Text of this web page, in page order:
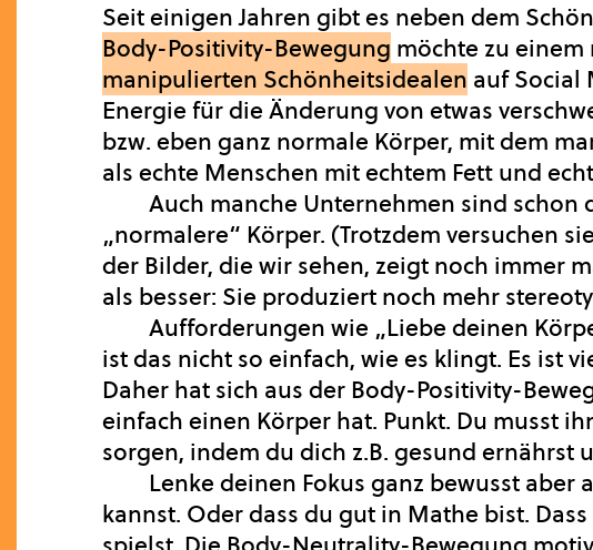
Seit einigen Jahren gibt es neben dem
Body-Positivity-Bewegung möchte zu
manipulierten Schönheitsidealen auf Social
Energie für die Änderung von etwas
bzw. eben ganz normale Körper, mit dem
als echte Menschen mit echtem Fett und
Auch manche Unternehmen sind
„normalere“ Körper. (Trotzdem versuchen
der Bilder, die wir sehen, zeigt noch immer
als besser: Sie produziert noch mehr
Aufforderungen wie „Liebe deinen
ist das nicht so einfach, wie es klingt. Es ist
Daher hat sich aus der Body-Positivity-
einfach einen Körper hat. Punkt. Du musst
sorgen, indem du dich z.B. gesund ernährst
Lenke deinen Fokus ganz bewusst aber
kannst. Oder dass du gut in Mathe bist.